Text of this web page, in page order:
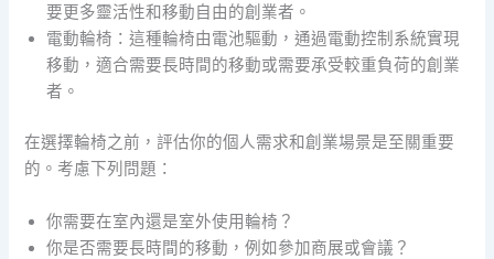
要更多靈活性和移動自由的創業者。
電動輪椅：這種輪椅由電池驅動，通過電動控制系統實現
移動，適合需要長時間的移動或需要承受較重負荷的創業
者。
在選擇輪椅之前，評估你的個人需求和創業場景是至關重要
的。考慮下列問題：
你需要在室內還是室外使用輪椅？
你是否需要長時間的移動，例如參加商展或會議？